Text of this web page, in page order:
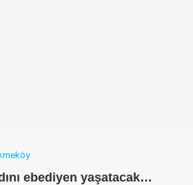
ebediyen yaşatacak…